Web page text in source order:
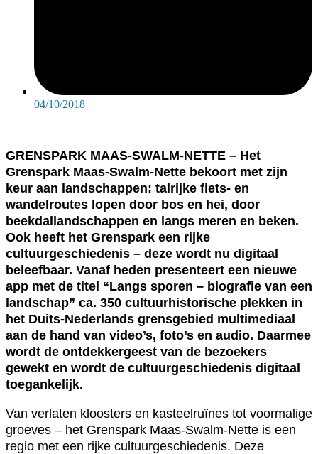
04/10/2018
GRENSPARK MAAS-SWALM-NETTE – Het
Grenspark Maas-Swalm-Nette bekoort met zijn
keur aan landschappen: talrijke fiets- en
wandelroutes lopen door bos en hei, door
beekdallandschappen en langs meren en beken.
Ook heeft het Grenspark een rijke
cultuurgeschiedenis – deze wordt nu digitaal
beleefbaar. Vanaf heden presenteert een nieuwe
app met de titel “Langs sporen – biografie van een
landschap” ca. 350 cultuurhistorische plekken in
het Duits-Nederlands grensgebied multimediaal
aan de hand van video’s, foto’s en audio. Daarmee
wordt de ontdekkergeest van de bezoekers
gewekt en wordt de cultuurgeschiedenis digitaal
toegankelijk.
Van verlaten kloosters en kasteelruïnes tot voormalige
groeves – het Grenspark Maas-Swalm-Nette is een
regio met een rijke cultuurgeschiedenis. Deze